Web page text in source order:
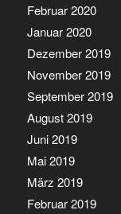
Februar 2020
Januar 2020
Dezember 2019
November 2019
September 2019
August 2019
Juni 2019
Mai 2019
März 2019
Februar 2019